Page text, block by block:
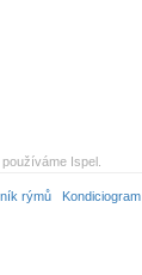
Ispel.
rýmů Kondiciogram